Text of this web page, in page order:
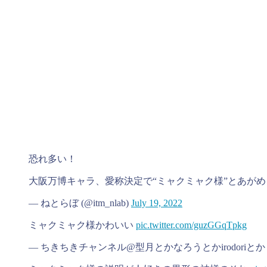
恐れ多い！
大阪万博キャラ、愛称決定で“ミャクミャク様”とあ
— ねとらぼ (@itm_nlab) July 19, 2022
ミャクミャク様かわいい pic.twitter.com/guzGGqTpkg
— ちきちきチャンネル@型月とかなろうとかirodoriと